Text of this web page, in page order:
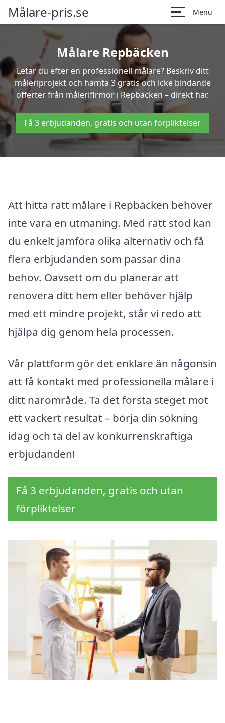
Målare-pris.se Menu
Målare Repbäcken
Letar du efter en professionell målare? Beskriv ditt
måleriprojekt och hämta 3 gratis och icke bindande
offerter från målerifirmor i Repbäcken – direkt här.
Få 3 erbjudanden, gratis och utan förpliktelser
Att hitta rätt målare i Repbäcken behöver
inte vara en utmaning. Med rätt stöd kan
du enkelt jämföra olika alternativ och få
flera erbjudanden som passar dina
behov. Oavsett om du planerar att
renovera ditt hem eller behöver hjälp
med ett mindre projekt, står vi redo att
hjälpa dig genom hela processen.
Vår plattform gör det enklare än någonsin
att få kontakt med professionella målare i
ditt närområde. Ta det första steget mot
ett vackert resultat – börja din sökning
idag och ta del av konkurrenskraftiga
erbjudanden!
Få 3 erbjudanden, gratis och utan
förpliktelser